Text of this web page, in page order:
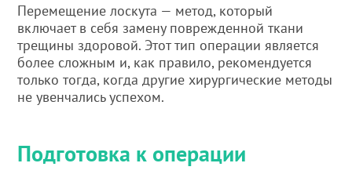
Перемещение лоскута — метод, который
включает в себя замену поврежденной ткани
трещины здоровой. Этот тип операции является
более сложным и, как правило, рекомендуется
только тогда, когда другие хирургические методы
не увенчались успехом.
Подготовка к операции